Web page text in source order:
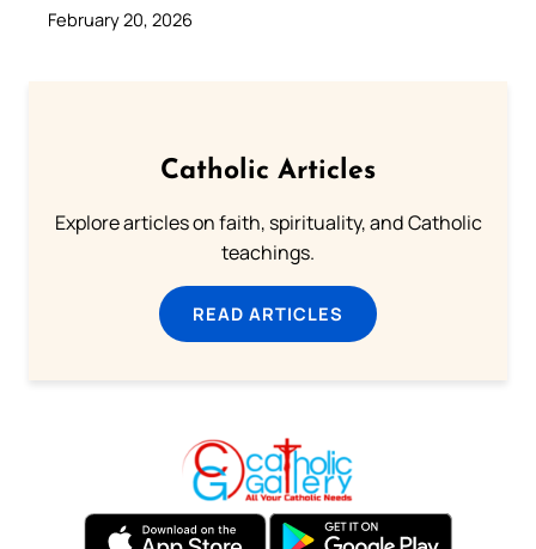
February 20, 2026
Catholic Articles
Explore articles on faith, spirituality, and Catholic
teachings.
READ ARTICLES